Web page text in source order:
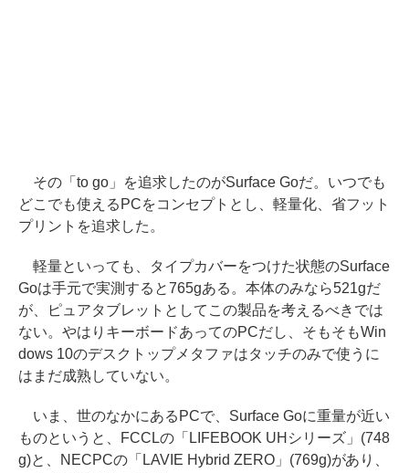
その「to go」を追求したのがSurface Goだ。いつでも
どこでも使えるPCをコンセプトとし、軽量化、省フット
プリントを追求した。
軽量といっても、タイプカバーをつけた状態のSurface
Goは手元で実測すると765gある。本体のみなら521gだ
が、ピュアタブレットとしてこの製品を考えるべきでは
ない。やはりキーボードあってのPCだし、そもそもWin
dows 10のデスクトップメタファはタッチのみで使うに
はまだ成熟していない。
いま、世のなかにあるPCで、Surface Goに重量が近い
ものというと、FCCLの「LIFEBOOK UHシリーズ」(748
g)と、NECPCの「LAVIE Hybrid ZERO」(769g)があり、